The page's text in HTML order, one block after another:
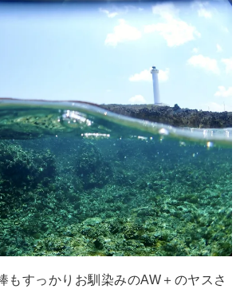
もすっかりお馴染みのAW＋のヤスさ